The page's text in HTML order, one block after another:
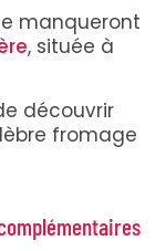
manqueront
, située à
découvrir
fromage